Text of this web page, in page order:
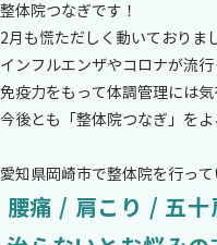
整体院つなぎです！
2月も慌ただしく動いておりま
インフルエンザやコロナが流行
免疫力をもって体調管理には気
今後とも「整体院つなぎ」をよ
愛知県岡崎市で整体院を行って
腰痛 / 肩こり / 五